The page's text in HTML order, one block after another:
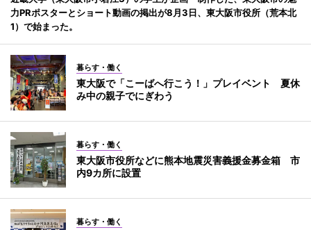
力PRポスターとショート動画の掲出が8月3日、東大阪市役所（荒本北
1）で始まった。
暮らす・働く
東大阪で「こーばへ行こう！」プレイベント 夏休
み中の親子でにぎわう
暮らす・働く
東大阪市役所などに熊本地震災害義援金募金箱 市
内9カ所に設置
暮らす・働く